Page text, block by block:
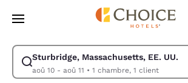
Sauter à Contenu Principal
Sturbridge, Massachusetts, EE. UU.
aoû 10 - aoû 11 • 1 chambre, 1 client
Modifier la recherche pour Sturbridge,